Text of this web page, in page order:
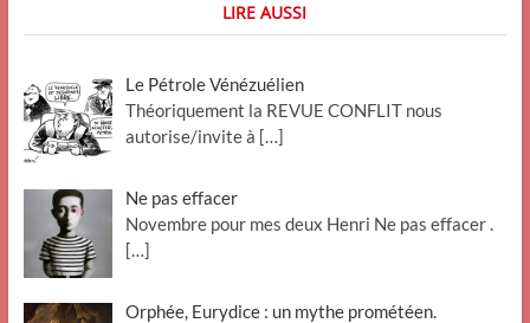
LIRE AUSSI
Le Pétrole Vénézuélien
Théoriquement la REVUE CONFLIT nous
autorise/invite à […]
Ne pas effacer
Novembre pour mes deux Henri Ne pas effacer .
[…]
Orphée, Eurydice : un mythe prométéen.